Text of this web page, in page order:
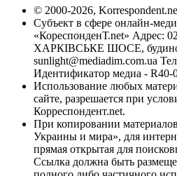
© 2000-2026,
Субъект в сфере онлайн-
«КореспонденТ.net» Адрес:
ХАРКІВСЬКЕ ШОСЕ,
sunlight@mediadim.com.ua
Идентификатор медиа - R40-
Использование любых
сайте, разрешается при
Корреспондент.net.
При копировании
Украины и мира», для
прямая открытая для
Ссылка должна быть